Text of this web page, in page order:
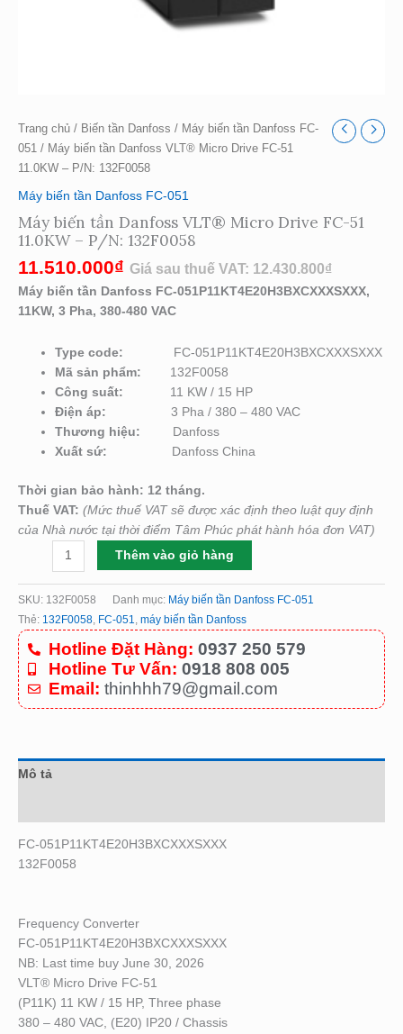
Trang chủ / Biến tần Danfoss / Máy biến tần Danfoss FC-
051 / Máy biến tần Danfoss VLT® Micro Drive FC-51
11.0KW – P/N: 132F0058
Máy biến tần Danfoss FC-051
Máy biến tần Danfoss VLT® Micro Drive FC-51
11.0KW – P/N: 132F0058
11.510.000₫ Giá sau thuế VAT: 12.430.800₫
Máy biến tần Danfoss FC-051P11KT4E20H3BXCXXXSXXX,
11KW, 3 Pha, 380-480 VAC
Type code:
FC-051P11KT4E20H3BXCXXXSXXX
Mã sản phẩm: 132F0058
Công suất: 11 KW / 15 HP
Điện áp:3 Pha / 380 – 480 VAC
Thương hiệu:
Danfoss
Xuất sứ:
Danfoss China
Thời gian bảo hành: 12 tháng.
Thuế VAT: (Mức thuế VAT sẽ được xác định theo luật quy định
của Nhà nước tại thời điểm Tâm Phúc phát hành hóa đơn VAT)
Thêm vào giỏ hàng
SKU: 132F0058 Danh mục: Máy biến tần Danfoss FC-051
Thẻ: 132F0058, FC-051, máy biến tần Danfoss
Hotline Đặt Hàng: 0937 250 579
Hotline Tư Vấn: 0918 808 005
Email: thinhhh79@gmail.com
Mô tả
FC-051P11KT4E20H3BXCXXXSXXX
132F0058
Frequency Converter
FC-051P11KT4E20H3BXCXXXSXXX
NB: Last time buy June 30, 2026
VLT® Micro Drive FC-51
(P11K) 11 KW / 15 HP, Three phase
380 – 480 VAC, (E20) IP20 / Chassis